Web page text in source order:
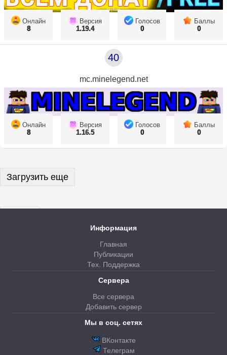
Онлайн
8
Версия
1.19.4
Голосов
0
Баллы
0
40
mc.minelegend.net
Онлайн
8
Версия
1.16.5
Голосов
0
Баллы
0
Загрузить еще
Информация
Главная
Публикации
Тех. Поддержка
Сервера
Все сервера
Добавить сервер
Мы в соц. сетях
ВКонтакте
Телеграм